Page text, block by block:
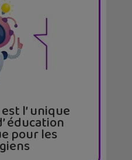
l’ unique
éducation
pour les